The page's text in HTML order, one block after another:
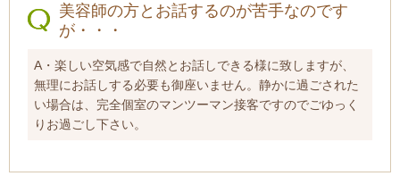
美容師の方とお話するのが苦手なのです
が・・・
A・楽しい空気感で自然とお話しできる様に致しますが、
無理にお話しする必要も御座いません。静かに過ごされた
い場合は、完全個室のマンツーマン接客ですのでごゆっく
りお過ごし下さい。